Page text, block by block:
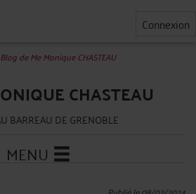
Connexion
Blog de Me Monique CHASTEAU
CHASTEAU
BARREAU DE GRENOBLE
MENU